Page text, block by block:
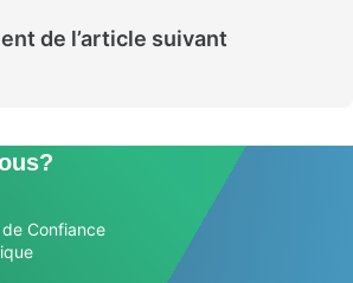
de l’article suivant
Confiance